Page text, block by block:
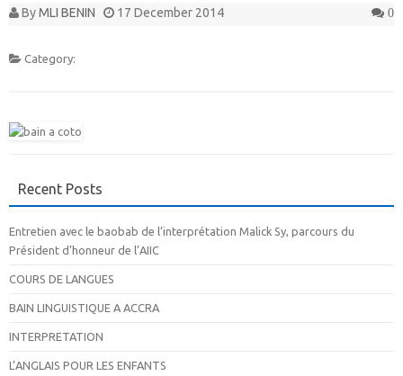
ByMLI BENIN 17 December 2014 0
Category:
Recent Posts
Entretien avec le baobab de l’interprétation Malick Sy, parcours du
Président d’honneur de l’AIIC
COURS DE LANGUES
BAIN LINGUISTIQUE A ACCRA
INTERPRETATION
L’ANGLAIS POUR LES ENFANTS